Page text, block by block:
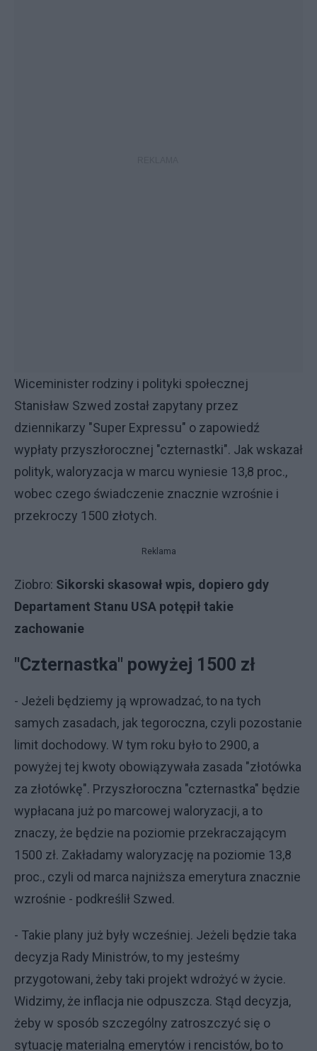
Wiceminister rodziny i polityki społecznej
Stanisław Szwed został zapytany przez
dziennikarzy "Super Expressu" o zapowiedź
wypłaty przyszłorocznej "czternastki". Jak wskazał
polityk, waloryzacja w marcu wyniesie 13,8 proc.,
wobec czego świadczenie znacznie wzrośnie i
przekroczy 1500 złotych.
Reklama
Ziobro: Sikorski skasował wpis, dopiero gdy
Departament Stanu USA potępił takie
zachowanie
"Czternastka" powyżej 1500 zł
- Jeżeli będziemy ją wprowadzać, to na tych
samych zasadach, jak tegoroczna, czyli pozostanie
limit dochodowy. W tym roku było to 2900, a
powyżej tej kwoty obowiązywała zasada "złotówka
za złotówkę". Przyszłoroczna "czternastka" będzie
wypłacana już po marcowej waloryzacji, a to
znaczy, że będzie na poziomie przekraczającym
1500 zł. Zakładamy waloryzację na poziomie 13,8
proc., czyli od marca najniższa emerytura znacznie
wzrośnie - podkreślił Szwed.
- Takie plany już były wcześniej. Jeżeli będzie taka
decyzja Rady Ministrów, to my jesteśmy
przygotowani, żeby taki projekt wdrożyć w życie.
Widzimy, że inflacja nie odpuszcza. Stąd decyzja,
żeby w sposób szczególny zatroszczyć się o
sytuację materialną emerytów i rencistów, bo to